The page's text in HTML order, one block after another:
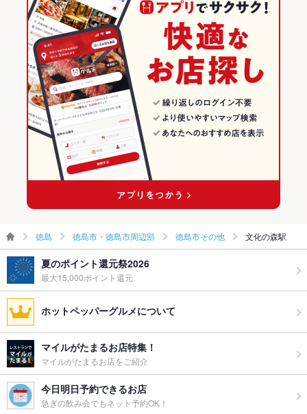
徳島 徳島市・徳島市周辺部 徳島市その他 文化の森駅
夏のポイント還元祭2026
最大15,000ポイント還元
ホットペッパーグルメについて
マイルがたまるお店特集！
マイルがたまるお店をご紹介
今日明日予約できるお店
急ぎの飲み会でもネット予約OK！